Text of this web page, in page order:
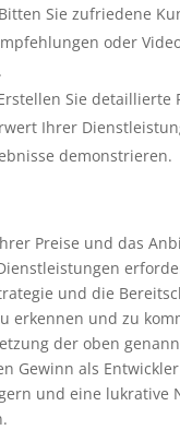
Sie zufriedene
oder
Sie detaillierte
Ihrer
demonstrieren.
Preise und das
und die
erkennen und zu
der oben
Gewinn als
und eine lukrative